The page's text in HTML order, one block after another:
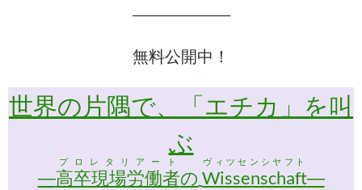
───────────
無料公開中！
世界の片隅で、「エチカ」を叫
ぶ
―高卒現場労働者
プロレタリアート
の Wissenschaft
ヴィツセンシヤフト
―